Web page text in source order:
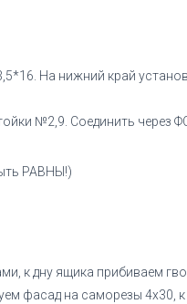
На нижний край
№2,9. Соединить
тумбы! Они должны
к дну ящика прибиваем
фасад на саморезы 4х30, к